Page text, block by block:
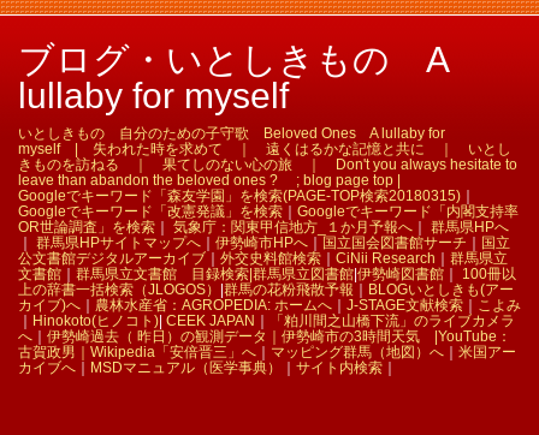
ブログ・いとしきもの A
lullaby for myself
いとしきもの 自分のための子守歌 Beloved Ones A lullaby for
myself | 失われた時を求めて ｜ 遠くはるかな記憶と共に ｜ いとし
きものを訪ねる ｜ 果てしのない心の旅 ｜ Don't you always hesitate to
leave than abandon the beloved ones ? ; blog page top |
Googleでキーワード「森友学園」を検索(PAGE-TOP検索20180315)
Googleでキーワード「改憲発議」を検索
Googleでキーワード「内閣支持率
OR世論調査」を検索
気象庁：関東甲信地方_１か月予報へ
群馬県HPへ
群馬県HPサイトマップへ 伊勢崎市HPへ 国立国会図書館サーチ
国立
公文書館デジタルアーカイブ
外交史料館検索 CiNii Research
群馬県立
文書館
群馬県立文書館 目録検索| 群馬県立図書館 伊勢崎図書館
100冊以
上の辞書一括検索（JLOGOS）
群馬の花粉飛散予報
BLOGいとしきも(アー
カイブ)へ
農林水産省：AGROPEDIA: ホームへ J-STAGE文献検索
こよみ
Hinokoto(ヒノコト) CEEK JAPAN
「粕川間之山橋下流」のライブカメラ
へ
伊勢崎過去（ 昨日）の観測データ｜ 伊勢崎市の3時間天気 | YouTube：
古賀政男｜ Wikipedia「安倍晋三」へ マッピング群馬（地図）へ
米国アー
カイブへ
MSDマニュアル（医学事典） サイト内検索